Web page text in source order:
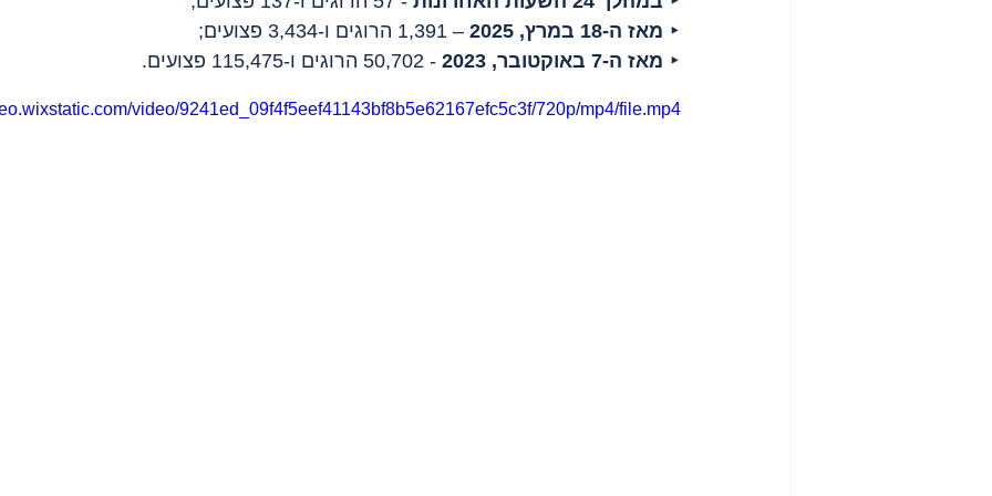
‣ מאז ה-18 במרץ, 2025
– 1,391 הרוגים ו-3,434 פצועים;
‣ מאז ה-7 באוקטובר, 2023 - 50,702 הרוגים ו-115,475 פצועים.
video/9241ed_09f4f5eef41143bf8b5e62167efc5c3f/720p/mp4/file.mp4